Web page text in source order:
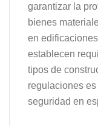
garantizar la
bienes
en
establecen
tipos de
regulaciones
seguridad en